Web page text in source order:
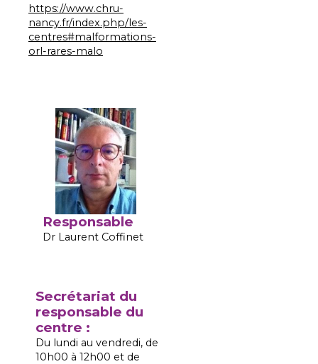
https://www.chru-
nancy.fr/index.php/les-
centres#malformations-
orl-rares-malo
Responsable
Dr Laurent Coffinet
Secrétariat du
responsable du
centre :
Du lundi au vendredi, de
10h00 à 12h00 et de